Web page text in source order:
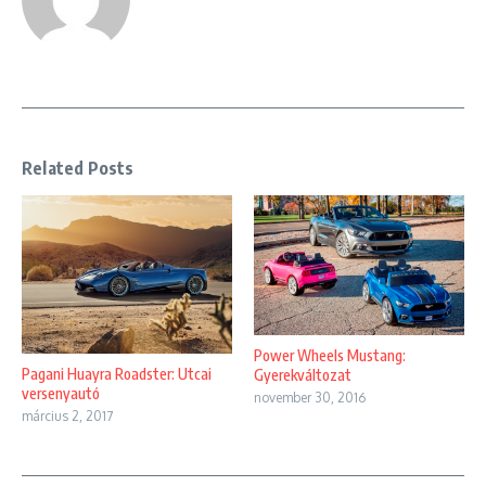
Related Posts
Pagani Huayra Roadster: Utcai
versenyautó
március 2, 2017
Power Wheels Mustang:
Gyerekváltozat
november 30, 2016